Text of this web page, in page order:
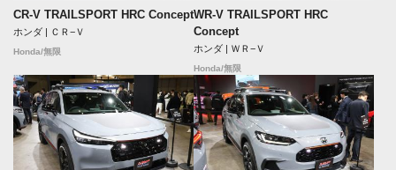
CR-V TRAILSPORT HRC Concept
ホンダ | ＣＲ−Ｖ
Honda/無限
WR-V TRAILSPORT HRC
Concept
ホンダ | ＷＲ−Ｖ
Honda/無限